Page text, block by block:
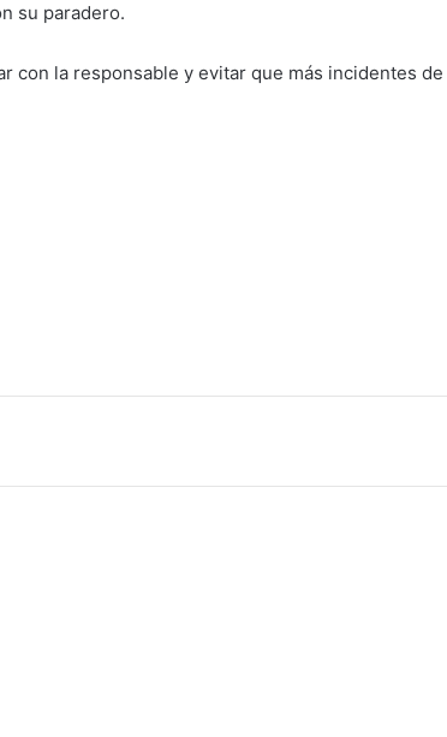
su paradero.
con la responsable y evitar que más incidentes de